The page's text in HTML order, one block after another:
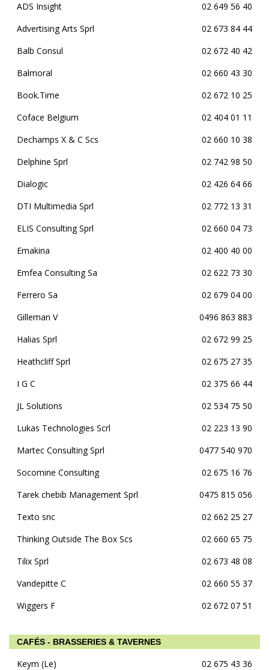
ADS Insight
02 649 56 40
Advertising Arts Sprl
02 673 84 44
Balb Consul
02 672 40 42
Balmoral
02 660 43 30
Book.Time
02 672 10 25
Coface Belgium
02 404 01 11
Dechamps X & C Scs
02 660 10 38
Delphine Sprl
02 742 98 50
Dialogic
02 426 64 66
DTI Multimedia Sprl
02 772 13 31
ELIS Consulting Sprl
02 660 04 73
Emakina
02 400 40 00
Emfea Consulting Sa
02 622 73 30
Ferrero Sa
02 679 04 00
Gilleman V
0496 863 883
Halias Sprl
02 672 99 25
Heathcliff Sprl
02 675 27 35
I G C
02 375 66 44
JL Solutions
02 534 75 50
Lukas Technologies Scrl
02 223 13 90
Martec Consulting Sprl
0477 540 970
Socomine Consulting
02 675 16 76
Tarek chebib Management Sprl
0475 815 056
Texto snc
02 662 25 27
Thinking Outside The Box Scs
02 660 65 75
Tilix Sprl
02 673 48 08
Vandepitte C
02 660 55 37
Wiggers F
02 672 07 51
CAFÉS - BRASSERIES & TAVERNES
Keym (Le) 02 675 43 36